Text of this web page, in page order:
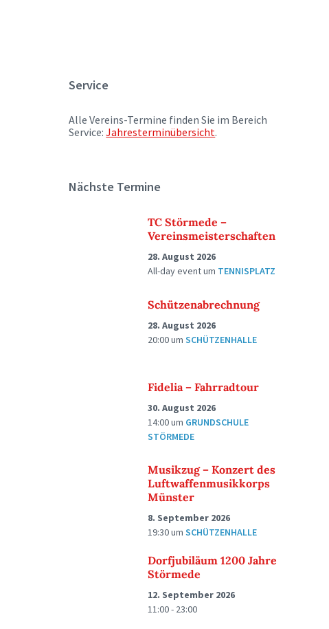
Service
Alle Vereins-Termine finden Sie im Bereich
Service:Jahresterminübersicht.
Nächste Termine
TC Störmede –
Vereinsmeisterschaften
28. August 2026
All-day eventum TENNISPLATZ
Schützenabrechnung
28. August 2026
20:00umSCHÜTZENHALLE
Fidelia – Fahrradtour
30. August 2026
14:00um GRUNDSCHULE
STÖRMEDE
Musikzug – Konzert des
Luftwaffenmusikkorps
Münster
8. September 2026
19:30umSCHÜTZENHALLE
Dorfjubiläum 1200 Jahre
Störmede
12. September 2026
11:00 - 23:00